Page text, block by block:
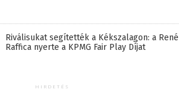
Riválisukat segítették a Kékszalagon: a René
Raffica nyerte a KPMG Fair Play Díjat
HIRDETÉS